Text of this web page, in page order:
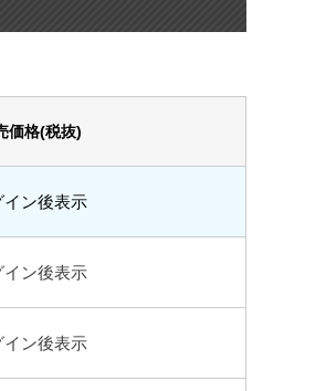
価格(税抜)
イン後表示
イン後表示
イン後表示